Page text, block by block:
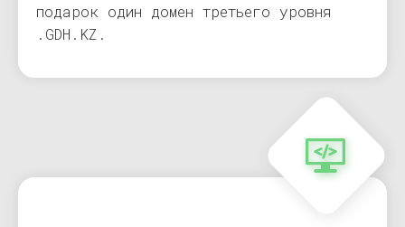
подарок один домен третьего уровня
.GDH.KZ.